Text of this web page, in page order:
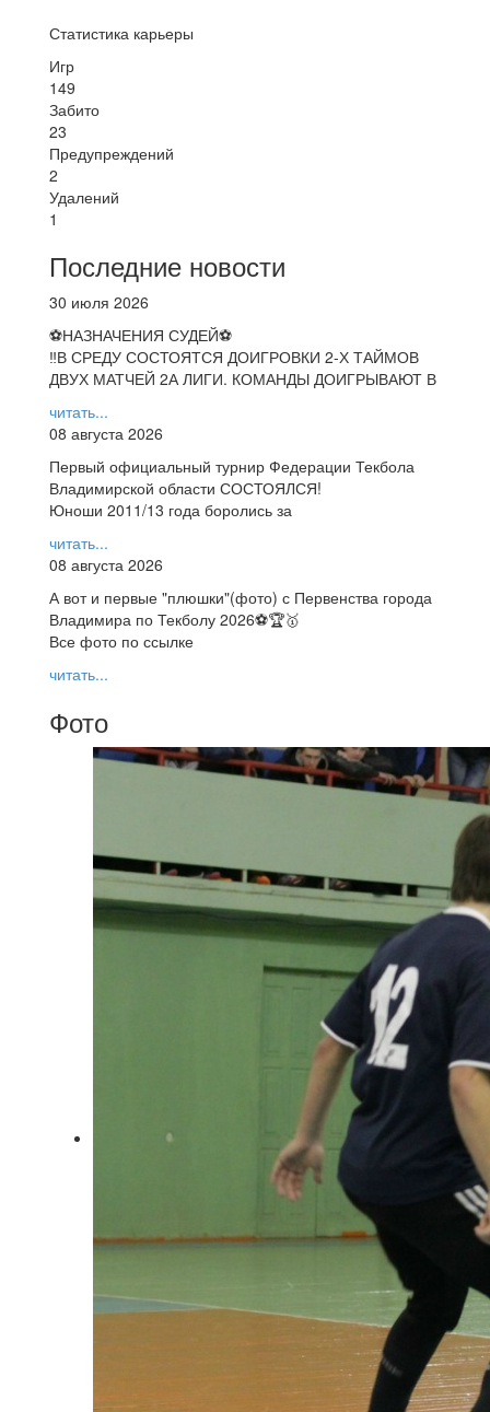
Статистика карьеры
Игр
149
Забито
23
Предупреждений
2
Удалений
1
Последние новости
30 июля 2026
⚽НАЗНАЧЕНИЯ СУДЕЙ⚽
‼В СРЕДУ СОСТОЯТСЯ ДОИГРОВКИ 2-Х ТАЙМОВ
ДВУХ МАТЧЕЙ 2А ЛИГИ. КОМАНДЫ ДОИГРЫВАЮТ В
читать...
08 августа 2026
Первый официальный турнир Федерации Текбола
Владимирской области СОСТОЯЛСЯ!
Юноши 2011/13 года боролись за
читать...
08 августа 2026
А вот и первые "плюшки"(фото) с Первенства города
Владимира по Текболу 2026⚽🏆🥇
Все фото по ссылке
читать...
Фото